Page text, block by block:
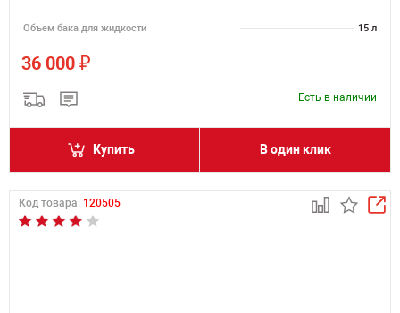
Объем бака для жидкости 15 л
36 000 ₽
Есть в наличии
Купить В один клик
Код товара: 120505